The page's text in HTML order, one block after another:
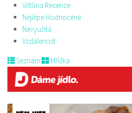
Většina Recenze
Nejlépe Hodnocené
Nevyužitá
Vzdálenost
Seznam Mřížka